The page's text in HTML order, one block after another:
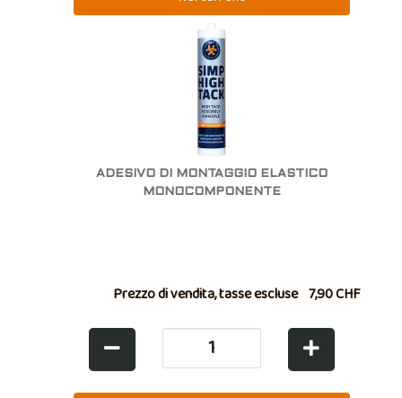
ADESIVO DI MONTAGGIO ELASTICO
MONOCOMPONENTE
Prezzo di vendita, tasse escluse 7,90 CHF